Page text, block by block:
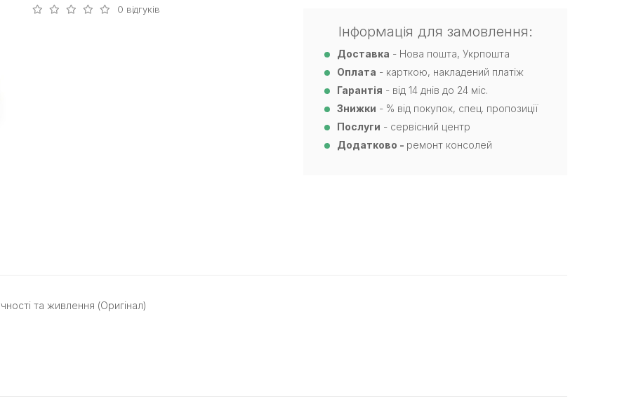
0 відгуків
Інформація для замовлення:
Доставка - Нова пошта, Укрпошта
Оплата - карткою, накладений платіж
Гарантія - від 14 днів до 24 міс.
Знижки - % від покупок, спец. пропозиції
Послуги - сервісний центр
Додатково - ремонт консолей
та живлення (Оригінал)